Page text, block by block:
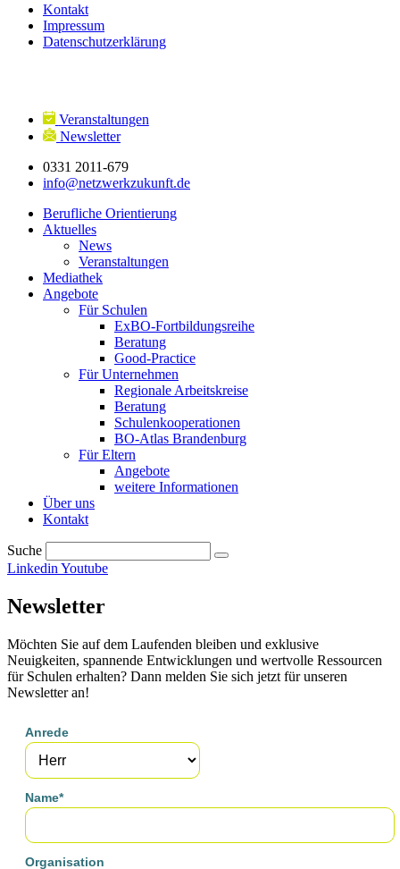
Kontakt
Impressum
Datenschutzerklärung
Veranstaltungen
Newsletter
0331 2011-679
info@netzwerkzukunft.de
Berufliche Orientierung
Aktuelles
News
Veranstaltungen
Mediathek
Angebote
Für Schulen
ExBO-Fortbildungsreihe
Beratung
Good-Practice
Für Unternehmen
Regionale Arbeitskreise
Beratung
Schulenkooperationen
BO-Atlas Brandenburg
Für Eltern
Angebote
weitere Informationen
Über uns
Kontakt
Suche
Linkedin Youtube
Newsletter
Möchten Sie auf dem Laufenden bleiben und exklusive
Neuigkeiten, spannende Entwicklungen und wertvolle Ressourcen
für Schulen erhalten? Dann melden Sie sich jetzt für unseren
Newsletter an!
Anrede
Name*
Organisation